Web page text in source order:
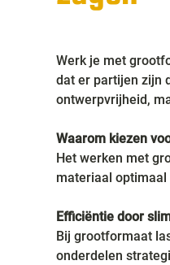
Werk je met
dat er partijen zijn
ontwerpvrijheid,
Waarom kiezen
Het werken met
materiaal
Efficiëntie door
Bij grootformaat
onderdelen